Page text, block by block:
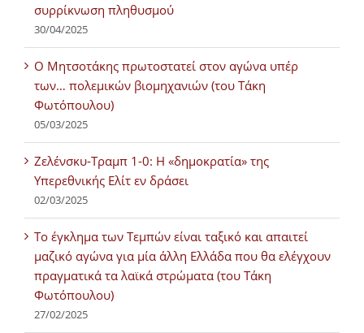
συρρίκνωση πληθυσμού
30/04/2025
Ο Μητσοτάκης πρωτοστατεί στον αγώνα υπέρ
των… πολεμικών βιομηχανιών (του Τάκη
Φωτόπουλου)
05/03/2025
Ζελένσκυ-Τραμπ 1-0: Η «δημοκρατία» της
Υπερεθνικής Ελίτ εν δράσει
02/03/2025
Tο έγκλημα των Τεμπών είναι ταξικό και απαιτεί
μαζικό αγώνα για μία άλλη Ελλάδα που θα ελέγχουν
πραγματικά τα λαϊκά στρώματα (του Τάκη
Φωτόπουλου)
27/02/2025